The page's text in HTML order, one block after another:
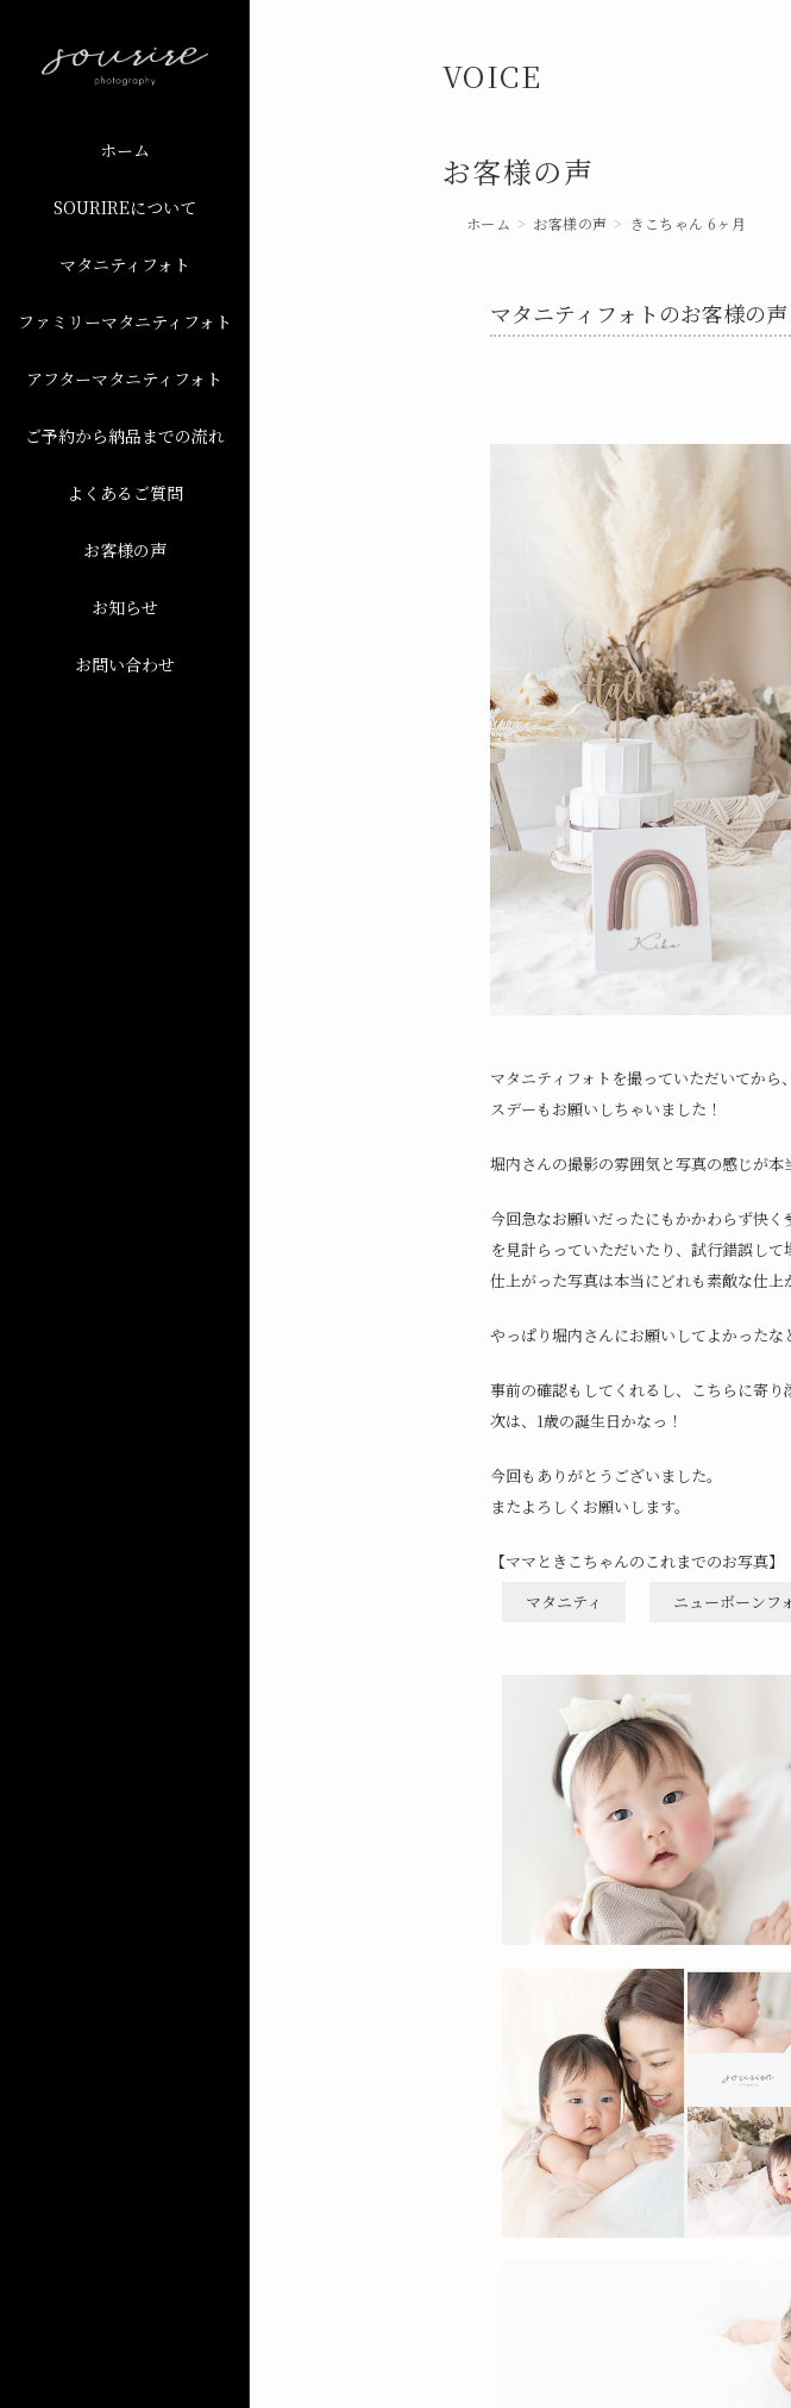
ホーム
SOURIREについて
マタニティフォト
ファミリーマタニティフォト
アフターマタニティフォト
ご予約から納品までの流れ
よくあるご質問
お客様の声
お知らせ
お問い合わせ
VOICE
お客様の声
ホーム お客様の声 きこちゃん 6ヶ月
マタニティフォトのお客様の
マタニティフォトを撮っていただいてか
スデーもお願いしちゃいました！
堀内さんの撮影の雰囲気と写真の感じが
今回急なお願いだったにもかかわらず快
を見計らっていただいたり、試行錯誤し
仕上がった写真は本当にどれも素敵な仕上
やっぱり堀内さんにお願いしてよかったな
事前の確認もしてくれるし、こちらに寄り
次は、1歳の誕生日かなっ！
今回もありがとうございました。
またよろしくお願いします。
【ママときこちゃんのこれまでのお写真】
マタニティ
ニューボーンフ